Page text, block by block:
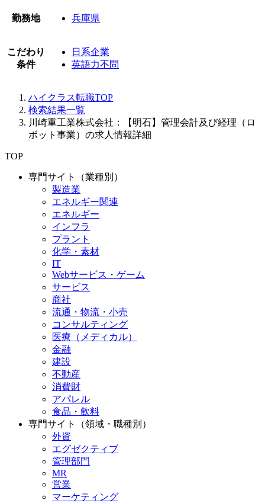
勤務地 兵庫県
こだわり
条件
日系企業
英語力不問
ハイクラス転職TOP
検索結果一覧
川崎重工業株式会社：【明石】管理会計及び経理（ロ
ボット事業）の求人情報詳細
TOP
専門サイト（業種別）
製造業
エネルギー関連
エネルギー
インフラ
プラント
化学・素材
IT
Webサービス・ゲーム
サービス
商社
流通・物流・小売
コンサルティング
医療（メディカル）
金融
建設
不動産
消費財
アパレル
食品・飲料
専門サイト（領域・職種別）
外資
エグゼクティブ
管理部門
MR
営業
マーケティング